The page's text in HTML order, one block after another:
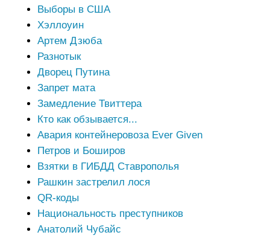
Выборы в США
Хэллоуин
Артем Дзюба
Разнотык
Дворец Путина
Запрет мата
Замедление Твиттера
Кто как обзывается...
Авария контейнеровоза Ever Given
Петров и Боширов
Взятки в ГИБДД Ставрополья
Рашкин застрелил лося
QR-коды
Национальность преступников
Анатолий Чубайс